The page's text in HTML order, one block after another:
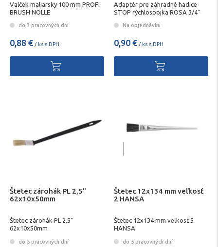
Valček maliarsky 100 mm PROFI
BRUSH NÖLLE
do 3 pracovných dní
0,88 € / ks s DPH
Adaptér pre záhradné hadice
STOP rýchlospojka ROSA 3/4"
Na objednávku
0,90 € / ks s DPH
Štetec zárohák PL 2,5"
62x10x50mm
Štetec zárohák PL 2,5"
62x10x50mm
do 5 pracovných dní
Štetec 12x134 mm veľkosť
2 HANSA
Štetec 12x134 mm veľkosť 5
HANSA
do 5 pracovných dní